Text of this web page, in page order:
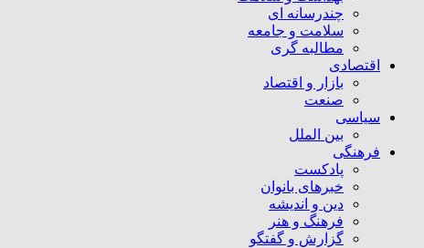
چندرسانه ای
سلامت و جامعه
مطالبه گری
اقتصادی
بازار و اقتصاد
صنعت
سیاسی
بین الملل
فرهنگی
پادکست
خبرهای بانوان
دین و اندیشه
فرهنگ و هنر
گزارش و گفتگو